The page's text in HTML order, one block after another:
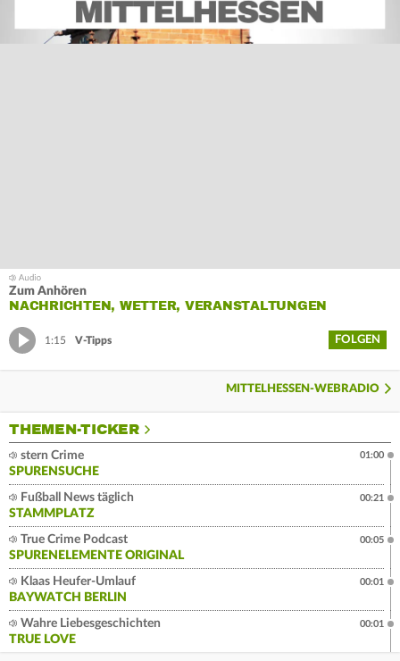
Zum Anhören
NACHRICHTEN, WETTER, VERANSTALTUNGEN
1:15 V-Tipps FOLGEN
MITTELHESSEN-WEBRADIO
THEMEN-TICKER
stern Crime
SPURENSUCHE
01:00
Fußball News täglich
STAMMPLATZ
00:21
True Crime Podcast
SPURENELEMENTE ORIGINAL
00:05
Klaas Heufer-Umlauf
BAYWATCH BERLIN
00:01
Wahre Liebesgeschichten
TRUE LOVE
00:01